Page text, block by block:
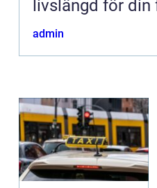
livslängd för din
admin